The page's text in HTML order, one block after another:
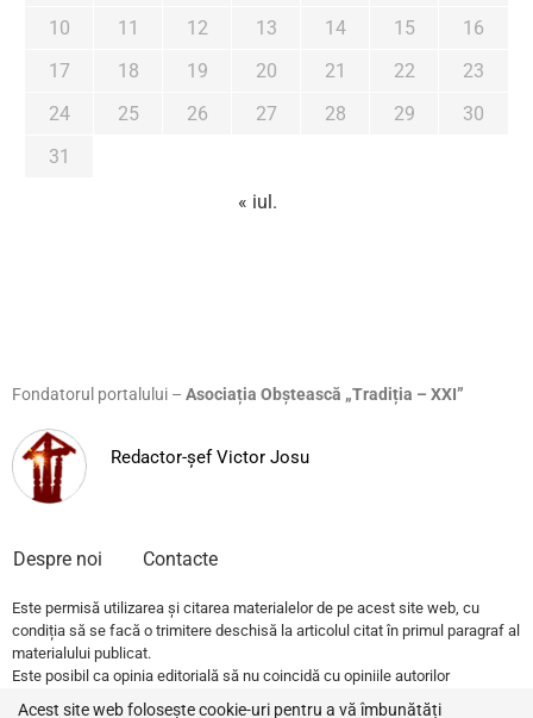
10
11 12 13 14 15
16
17
18 19 20 21 22
23
24
25 26 27 28 29
30
31
« iul.
Fondatorul portalului – Asociația Obștească „Tradiția – XXI”
Redactor-șef Victor Josu
Despre noi Contacte
Este permisă utilizarea și citarea materialelor de pe acest site web, cu
condiția să se facă o trimitere deschisă la articolul citat în primul paragraf al
materialului publicat.
Este posibil ca opinia editorială să nu coincidă cu opiniile autorilor
publicațiilor.
Acest site web folosește cookie-uri pentru a vă îmbunătăți